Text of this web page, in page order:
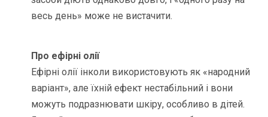
весь день» може не вистачити.
Про ефірні олії
Ефірні олії інколи використовують як «народний
варіант», але їхній ефект нестабільний і вони
можуть подразнювати шкіру, особливо в дітей.